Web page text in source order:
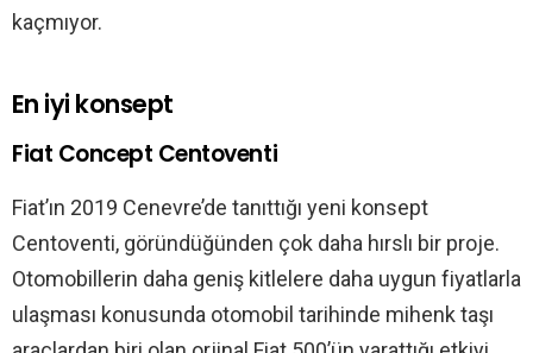
kaçmıyor.
En iyi konsept
Fiat Concept Centoventi
Fiat’ın 2019 Cenevre’de tanıttığı yeni konsept
Centoventi, göründüğünden çok daha hırslı bir proje.
Otomobillerin daha geniş kitlelere daha uygun fiyatlarla
ulaşması konusunda otomobil tarihinde mihenk taşı